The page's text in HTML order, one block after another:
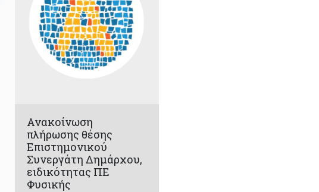
Ανακοίνωση
πλήρωσης θέσης
Επιστημονικού
Συνεργάτη Δημάρχου,
ειδικότητας ΠΕ
Φυσικής